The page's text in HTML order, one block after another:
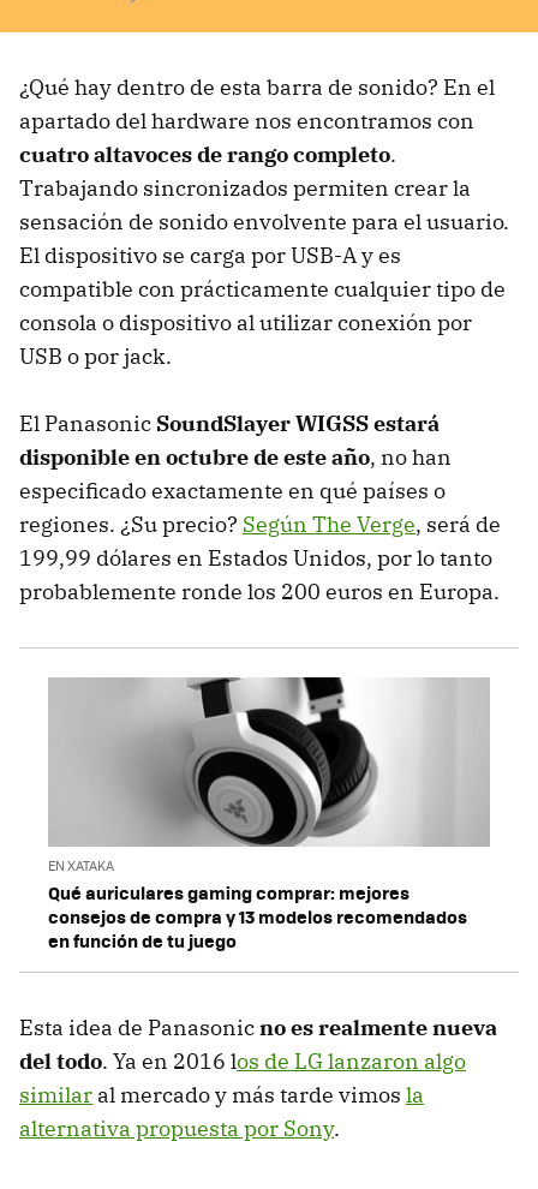
¿Qué hay dentro de esta barra de sonido? En el
apartado del hardware nos encontramos con
cuatro altavoces de rango completo.
Trabajando sincronizados permiten crear la
sensación de sonido envolvente para el usuario.
El dispositivo se carga por USB-A y es
compatible con prácticamente cualquier tipo de
consola o dispositivo al utilizar conexión por
USB o por jack.
El Panasonic SoundSlayer WIGSS estará
disponible en octubre de este año, no han
especificado exactamente en qué países o
regiones. ¿Su precio? Según The Verge, será de
199,99 dólares en Estados Unidos, por lo tanto
probablemente ronde los 200 euros en Europa.
EN XATAKA
Qué auriculares gaming comprar: mejores
consejos de compra y 13 modelos recomendados
en función de tu juego
Esta idea de Panasonicno es realmente nueva
del todo. Ya en 2016 los de LG lanzaron algo
similar al mercado y más tarde vimos la
alternativa propuesta por Sony.